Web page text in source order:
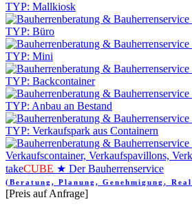
takeCUBE ★ Der Bauherrenservice
(Beratung, Planung, Genehmigung,
[Preis auf Anfrage]